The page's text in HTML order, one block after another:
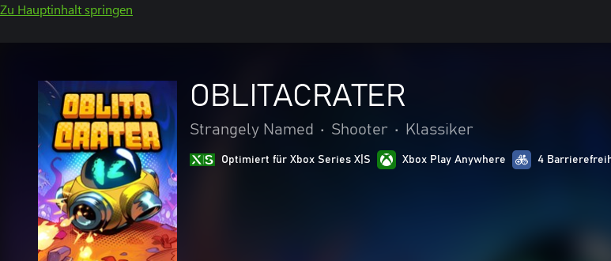
Zu Hauptinhalt springen
OBLITACRATER
Strangely Named • Shooter • Klassiker
Optimiert für Xbox Series X|S Xbox Play Anywhere 4